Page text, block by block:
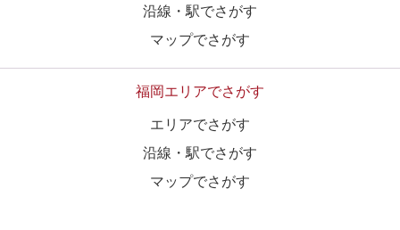
沿線・駅でさがす
マップでさがす
福岡エリアでさがす
エリアでさがす
沿線・駅でさがす
マップでさがす